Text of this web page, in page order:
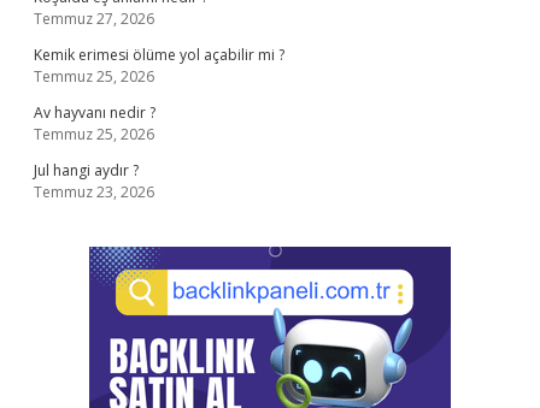
Temmuz 27, 2026
Kemik erimesi ölüme yol açabilir mi ?
Temmuz 25, 2026
Av hayvanı nedir ?
Temmuz 25, 2026
Jul hangi aydır ?
Temmuz 23, 2026